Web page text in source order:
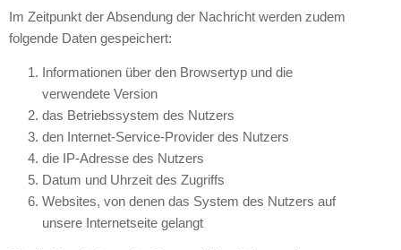
Im Zeitpunkt der Absendung der Nachricht werden zudem
folgende Daten gespeichert:
Informationen über den Browsertyp und die
verwendete Version
das Betriebssystem des Nutzers
den Internet-Service-Provider des Nutzers
die IP-Adresse des Nutzers
Datum und Uhrzeit des Zugriffs
Websites, von denen das System des Nutzers auf
unsere Internetseite gelangt